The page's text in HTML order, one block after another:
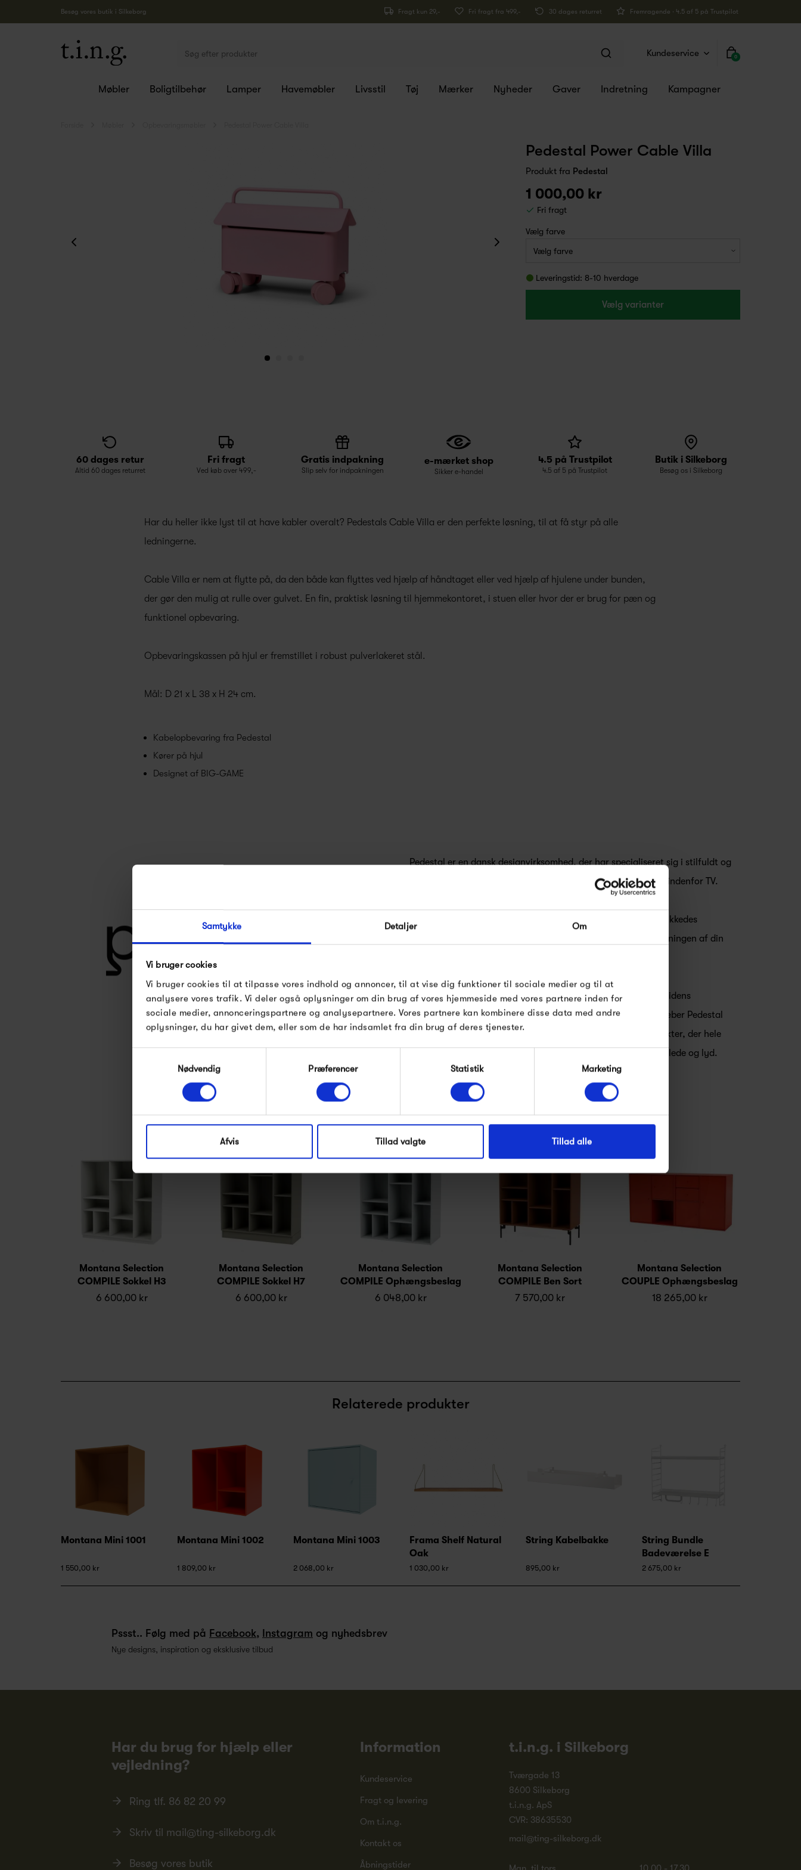
Samtykke Detaljer Om
Vi bruger cookies
Vi bruger cookies til at tilpasse vores indhold og annoncer, til at vise dig funktioner til sociale medier og til at
analysere vores trafik. Vi deler også oplysninger om din brug af vores hjemmeside med vores partnere inden for
sociale medier, annonceringspartnere og analysepartnere. Vores partnere kan kombinere disse data med andre
oplysninger, du har givet dem, eller som de har indsamlet fra din brug af deres tjenester.
Nødvendig
Præferencer Statistik Marketing
Afvis Tillad valgte Tillad alle
Besøg vores butik i Silkeborg Fragt kun 29,- Fri fragt fra 499,- 30 dages returret Fremragende · 4.5 af 5 på Trustpilot
0
Kundeservice
Møbler Boligtilbehør Lamper Havemøbler Livsstil Tøj Mærker Nyheder Gaver Indretning Kampagner
Pedestal Power Cable Villa
Produkt fra Pedestal
1 000,00 kr
Fri fragt
Vælg farve
Leveringstid: 8-10 hverdage
Vælg varianter
60 dages retur
Altid 60 dages returret
Fri fragt
Ved køb over 499,-
Gratis indpakning
Slip selv for indpakningen
e-mærket shop
Sikker e-handel
4.5 på Trustpilot
4.5 af 5 på Trustpilot
Butik i Silkeborg
Besøg os i Silkeborg
Har du heller ikke lyst til at have kabler overalt? Pedestals Cable Villa er den perfekte løsning, til at få styr på alle
ledningerne.
Cable Villa er nem at flytte på, da den både kan flyttes ved hjælp af håndtaget eller ved hjælp af hjulene under bunden,
der gør den mulig at rulle over gulvet. En fin, praktisk løsning til hjemmekontoret, i stuen eller hvor der er brug for pæn og
funktionel opbevaring.
Opbevaringskassen på hjul er fremstillet i robust pulverlakeret stål.
Mål: D 21 x L 38 x H 24 cm.
Kabelopbevaring fra Pedestal
Kører på hjul
Designet af BIG-GAME
Se alle varer fra Pedestal
Pedestal er en dansk designvirksomhed, der har specialiseret sig i stilfuldt og
funktionelt tilbehør til fladskærme og andet elektronikudstyr indenfor TV.
Med fokus på enkle, tidsløse og funtionelle løsninger, er det lykkedes
Pedestal at gøre TV'et til et smukt og integreret møbel i indretningen af din
Pedestal bygger på en vision om at skabe rammerne for fremtidens
elektronik i hjemmet. Med en dynamisk tilgang til design, stræber Pedestal
efter at tilbyde et relevant og spændende sortiment af produkter, der hele
tiden former sig efter den måde vi lever og omgiver os med billede og lyd.
Produkter fra samme kategori
Montana Selection
COMPILE Sokkel H3
6 600,00 kr
Montana Selection
COMPILE Sokkel H7
6 600,00 kr
Montana Selection
COMPILE Ophængsbeslag
6 048,00 kr
Montana Selection
COMPILE Ben Sort
7 570,00 kr
Montana Selection
COUPLE Ophængsbeslag
18 265,00 kr
Relaterede produkter
Montana Mini 1001
1 550,00 kr
Montana Mini 1002
1 809,00 kr
Montana Mini 1003
2 068,00 kr
Frama Shelf Natural
Oak
1 030,00 kr
String Kabelbakke
895,00 kr
String Bundle
Badeværelse E
2 675,00 kr
Pssst.. Følg med på Facebook, Instagram og nyhedsbrev
Nye designs, inspiration og eksklusive tilbud
Har du brug for hjælp eller
vejledning?
Ring tlf. 86 82 20 99
Skriv til mail@ting-silkeborg.dk
Besøg vores butik
Information
Kundeservice
Fragt og levering
Om t.i.n.g.
Kontakt os
Åbningstider
t.i.n.g. i Silkeborg
Tværgade 13
8600 Silkeborg
t.i.n.g. ApS
CVR: 38635530
mail@ting-silkeborg.dk
FÅ 10% PÅ DIN NÆSTE ORDRE
Gælder ikke på produkter fra Fermob, File Under
Pop og i forvejen nedsatte produkter.
Modtag velkomstrabat
*Ved at tilmelde dig accepterer du at modtage e-
Nej tak, jeg ønsker ikke rabat.